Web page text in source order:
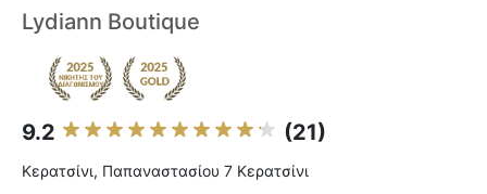
Lydiann Boutique
9.2 (21)
Κερατσίνι, Παπαναστασίου 7 Κερατσίνι